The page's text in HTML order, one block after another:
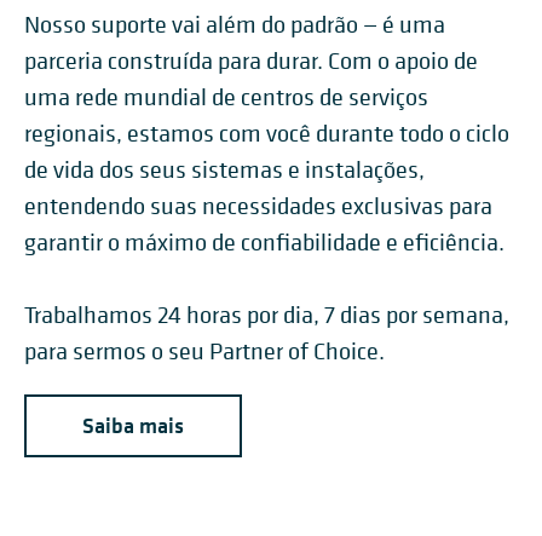
Nosso suporte vai além do padrão — é uma
parceria construída para durar. Com o apoio de
uma rede mundial de centros de serviços
regionais, estamos com você durante todo o ciclo
de vida dos seus sistemas e instalações,
entendendo suas necessidades exclusivas para
garantir o máximo de confiabilidade e eficiência.
Trabalhamos 24 horas por dia, 7 dias por semana,
para sermos o seu Partner of Choice.
Saiba mais